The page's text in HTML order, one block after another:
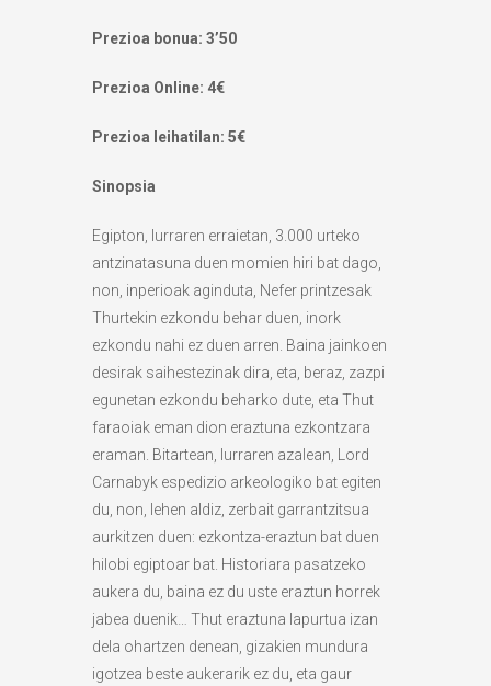
Prezioa bonua: 3’50
Prezioa Online: 4€
Prezioa leihatilan: 5€
Sinopsia
Egipton, lurraren erraietan, 3.000 urteko
antzinatasuna duen momien hiri bat dago,
non, inperioak aginduta, Nefer printzesak
Thurtekin ezkondu behar duen, inork
ezkondu nahi ez duen arren. Baina jainkoen
desirak saihestezinak dira, eta, beraz, zazpi
egunetan ezkondu beharko dute, eta Thut
faraoiak eman dion eraztuna ezkontzara
eraman. Bitartean, lurraren azalean, Lord
Carnabyk espedizio arkeologiko bat egiten
du, non, lehen aldiz, zerbait garrantzitsua
aurkitzen duen: ezkontza-eraztun bat duen
hilobi egiptoar bat. Historiara pasatzeko
aukera du, baina ez du uste eraztun horrek
jabea duenik… Thut eraztuna lapurtua izan
dela ohartzen denean, gizakien mundura
igotzea beste aukerarik ez du, eta gaur